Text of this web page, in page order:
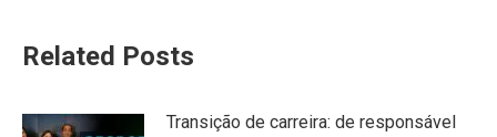
Related Posts
Transição de carreira: de responsável